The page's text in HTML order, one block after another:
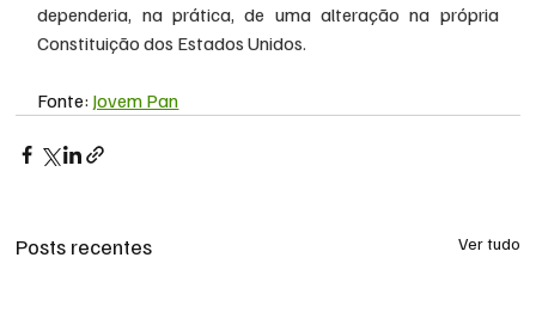
dependeria, na prática, de uma alteração na própria
Constituição dos Estados Unidos.
Fonte: Jovem Pan
Posts recentes Ver tudo